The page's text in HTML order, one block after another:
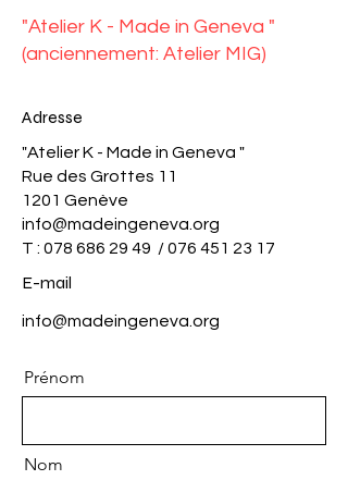
"Atelier K - Made in Geneva "
(anciennement: Atelier MIG)
Adresse
"Atelier K - Made in Geneva "
Rue des Grottes 11
1201 Genève
info@madeingeneva.org
T : 078 686 29 49 /076 451 23 17
E-mail
info@madeingeneva.org
Prénom
Nom